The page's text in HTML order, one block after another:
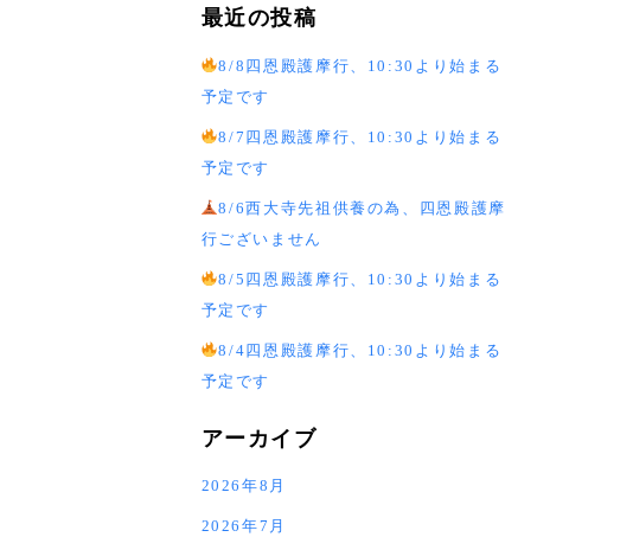
最近の投稿
8/8四恩殿護摩行、10:30より始まる
予定です
8/7四恩殿護摩行、10:30より始まる
予定です
8/6西大寺先祖供養の為、四恩殿護摩
行ございません
8/5四恩殿護摩行、10:30より始まる
予定です
8/4四恩殿護摩行、10:30より始まる
予定です
アーカイブ
2026年8月
2026年7月